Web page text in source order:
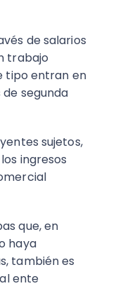
de salarios
trabajo
tipo entran en
segunda
sujetos,
ingresos
que, en
haya
también es
ente